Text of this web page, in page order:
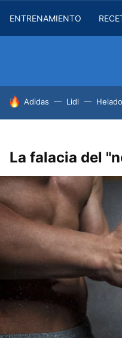
ENTRENAMIENTO
HOY SE HABLA DE
Adidas Lidl Helado
La falacia del